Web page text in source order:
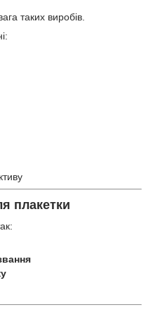
таких виробів.
плакетки